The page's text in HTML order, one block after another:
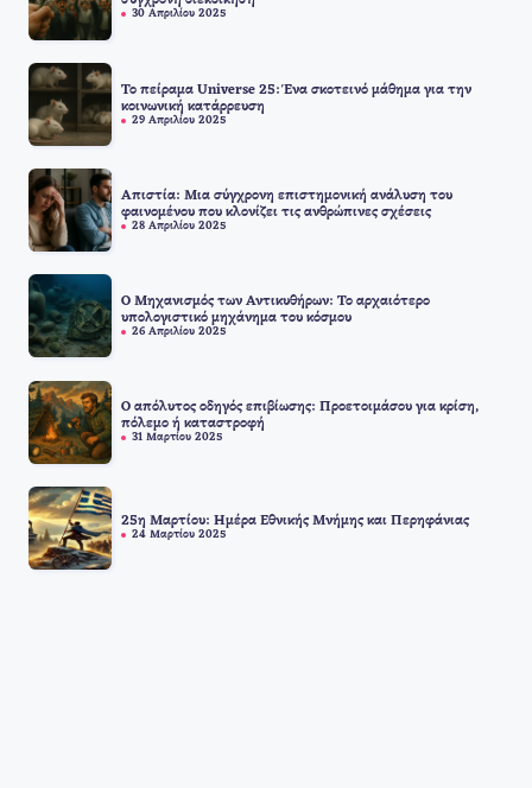
30 Απριλίου 2025
Το πείραμα Universe 25: Ένα σκοτεινό μάθημα για την
κοινωνική κατάρρευση
29 Απριλίου 2025
Απιστία: Μια σύγχρονη επιστημονική ανάλυση του
φαινομένου που κλονίζει τις ανθρώπινες σχέσεις
28 Απριλίου 2025
Ο Μηχανισμός των Αντικυθήρων: Το αρχαιότερο
υπολογιστικό μηχάνημα του κόσμου
26 Απριλίου 2025
Ο απόλυτος οδηγός επιβίωσης: Προετοιμάσου για κρίση,
πόλεμο ή καταστροφή
31 Μαρτίου 2025
25η Μαρτίου: Ημέρα Εθνικής Μνήμης και Περηφάνιας
24 Μαρτίου 2025